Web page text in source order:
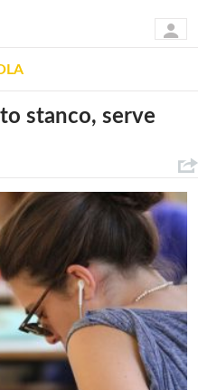
stanco, serve